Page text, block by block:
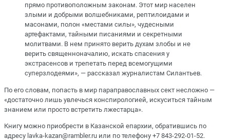
прямо противоположным законам. Этот мир населен
злыми и добрыми волшебниками, рептилоидами и
масонами, полон «местами силы», чудесными
артефактами, тайными писаниями и секретными
молитвами. В нем принято верить духам злобы и не
верить священноначалию, искать спасения у
экстрасенсов и трепетать перед всемогущими
суперзлодеями», — рассказал журналистам Силантьев.
По его словам, попасть в мир параправославных сект несложно —
«достаточно лишь увлечься конспирологией, искуситься тайным
знанием или просто встретить лжестарца».
Книгу можно приобрести в Казанской епархии, обратившись по
адресу lavka-kazan@rambler.ru или по телефону +7 843-292-01-52.